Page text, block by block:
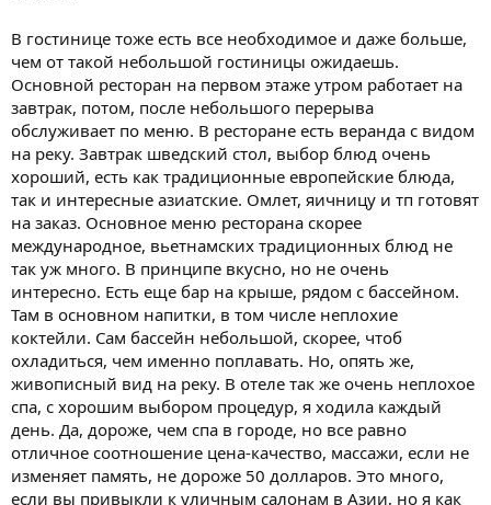
В гостинице тоже есть все необходимое и даже больше,
чем от такой небольшой гостиницы ожидаешь.
Основной ресторан на первом этаже утром работает на
завтрак, потом, после небольшого перерыва
обслуживает по меню. В ресторане есть веранда с видом
на реку. Завтрак шведский стол, выбор блюд очень
хороший, есть как традиционные европейские блюда,
так и интересные азиатские. Омлет, яичницу и тп готовят
на заказ. Основное меню ресторана скорее
международное, вьетнамских традиционных блюд не
так уж много. В принципе вкусно, но не очень
интересно. Есть еще бар на крыше, рядом с бассейном.
Там в основном напитки, в том числе неплохие
коктейли. Сам бассейн небольшой, скорее, чтоб
охладиться, чем именно поплавать. Но, опять же,
живописный вид на реку. В отеле так же очень неплохое
спа, с хорошим выбором процедур, я ходила каждый
день. Да, дороже, чем спа в городе, но все равно
отличное соотношение цена-качество, маcсажи, если не
изменяет память, не дороже 50 долларов. Это много,
если вы привыкли к уличным салонам в Азии, но я как